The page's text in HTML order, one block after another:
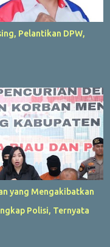
Pelantikan DPW,
yang Mengakibatkan
Polisi, Ternyata